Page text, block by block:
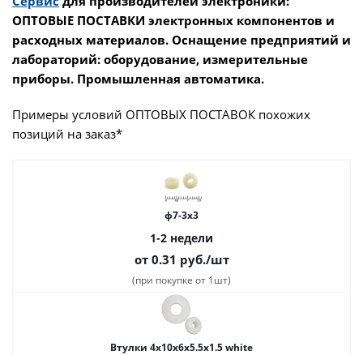
ОПТОВЫЕ ПОСТАВКИ электронных компонентов и
расходных материалов. Оснащение предприятий и
лабораторий: оборудование, измерительные
приборы. Промышленная автоматика.
Примеры условий ОПТОВЫХ ПОСТАВОК похожих
позиций на заказ*
ф7-3x3
1-2 недели
от 0.31 руб./шт
(при покупке от 1шт)
Втулки 4х10х6х5.5х1.5 white